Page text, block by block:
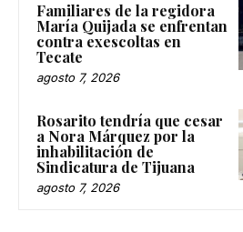
Familiares de la regidora
María Quijada se enfrentan
contra exescoltas en
Tecate
agosto 7, 2026
Rosarito tendría que cesar
a Nora Márquez por la
inhabilitación de
Sindicatura de Tijuana
agosto 7, 2026